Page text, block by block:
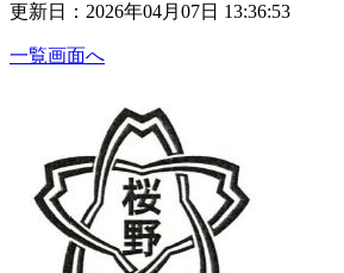
更新日：2026年04月07日 13:36:53
一覧画面へ